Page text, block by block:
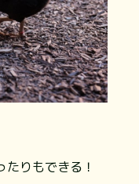
りもできる！